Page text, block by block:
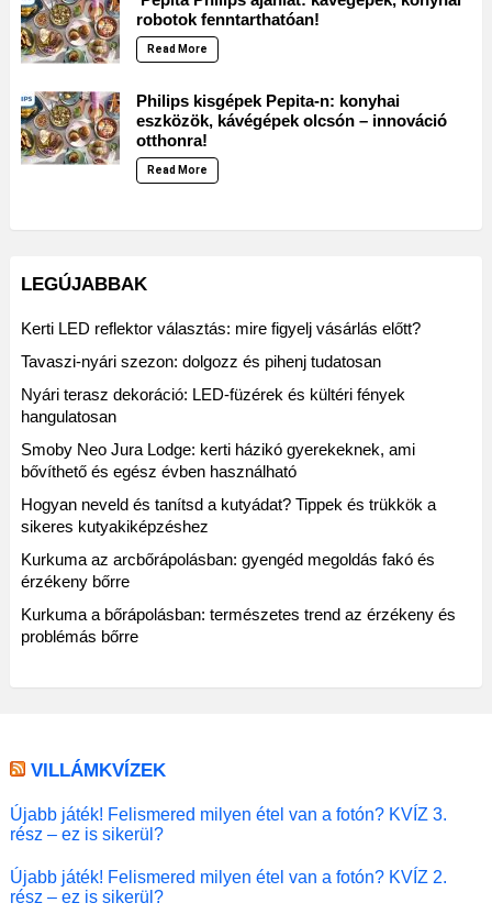
robotok fenntarthatóan!
Read More
Philips kisgépek Pepita-n: konyhai
eszközök, kávégépek olcsón – innováció
otthonra!
Read More
LEGÚJABBAK
Kerti LED reflektor választás: mire figyelj vásárlás előtt?
Tavaszi-nyári szezon: dolgozz és pihenj tudatosan
Nyári terasz dekoráció: LED-füzérek és kültéri fények
hangulatosan
Smoby Neo Jura Lodge: kerti házikó gyerekeknek, ami
bővíthető és egész évben használható
Hogyan neveld és tanítsd a kutyádat? Tippek és trükkök a
sikeres kutyakiképzéshez
Kurkuma az arcbőrápolásban: gyengéd megoldás fakó és
érzékeny bőrre
Kurkuma a bőrápolásban: természetes trend az érzékeny és
problémás bőrre
VILLÁMKVÍZEK
Újabb játék! Felismered milyen étel van a fotón? KVÍZ 3.
rész – ez is sikerül?
Újabb játék! Felismered milyen étel van a fotón? KVÍZ 2.
rész – ez is sikerül?